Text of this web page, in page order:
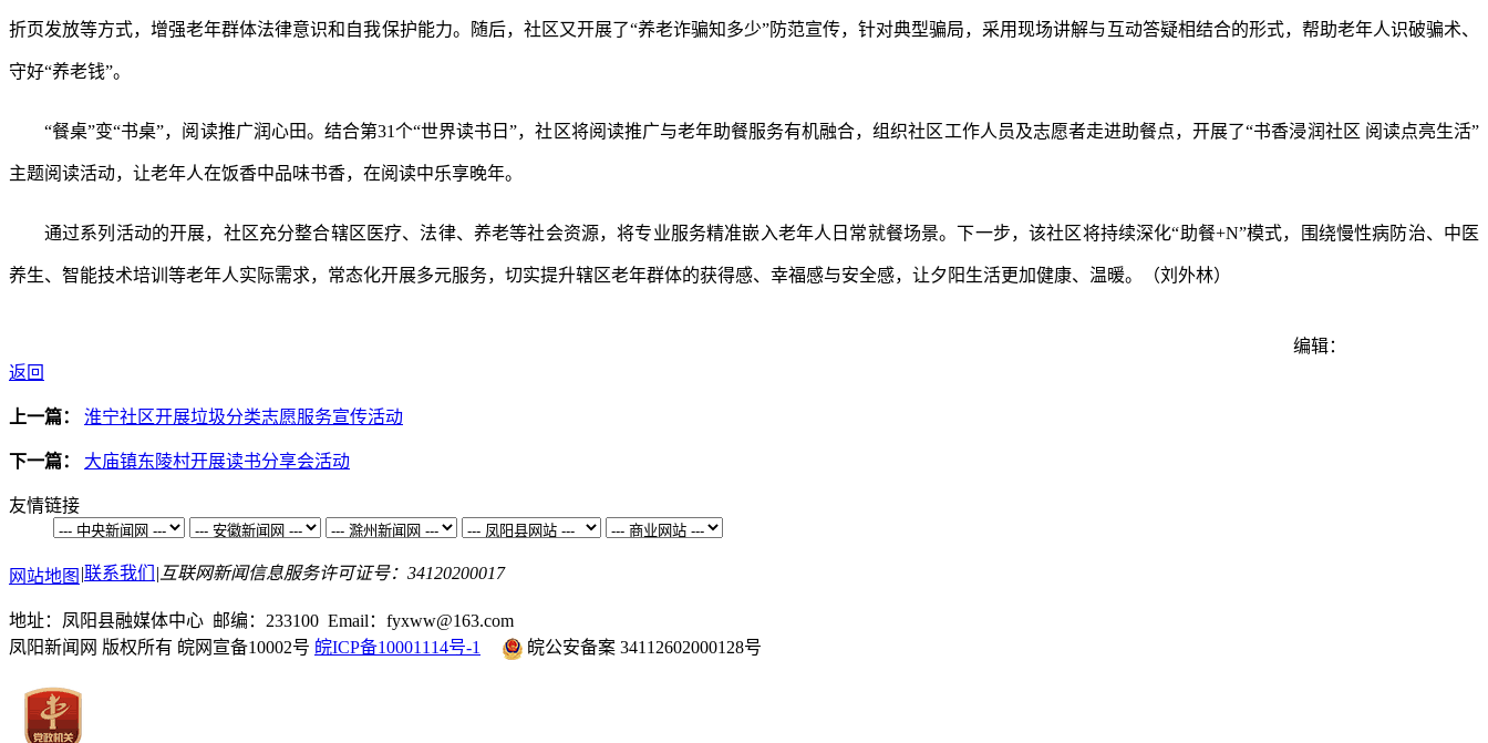
折页发放等方式，增强老年群体法律意识和自我保护能力。随后，社区又开展了“养老诈骗知多少”防范宣传，针对典型骗局，采用现场讲解与互动答疑相结合的形式，帮助老年人识破骗术、
守好“养老钱”。
“餐桌”变“书桌”，阅读推广润心田。结合第31个“世界读书日”，社区将阅读推广与老年助餐服务有机融合，组织社区工作人员及志愿者走进助餐点，开展了“书香浸润社区 阅读点亮生活”
主题阅读活动，让老年人在饭香中品味书香，在阅读中乐享晚年。
通过系列活动的开展，社区充分整合辖区医疗、法律、养老等社会资源，将专业服务精准嵌入老年人日常就餐场景。下一步，该社区将持续深化“助餐+N”模式，围绕慢性病防治、中医
养生、智能技术培训等老年人实际需求，常态化开展多元服务，切实提升辖区老年群体的获得感、幸福感与安全感，让夕阳生活更加健康、温暖。（刘外林）
编辑：
返回
上一篇： 淮宁社区开展垃圾分类志愿服务宣传活动
下一篇： 大庙镇东陵村开展读书分享会活动
友情链接
网站地图 |联系我们 | 互联网新闻信息服务许可证号：34120200017
地址：凤阳县融媒体中心 邮编：233100 Email：fyxww@163.com
凤阳新闻网 版权所有 皖网宣备10002号 皖ICP备10001114号-1 皖公安备案 34112602000128号